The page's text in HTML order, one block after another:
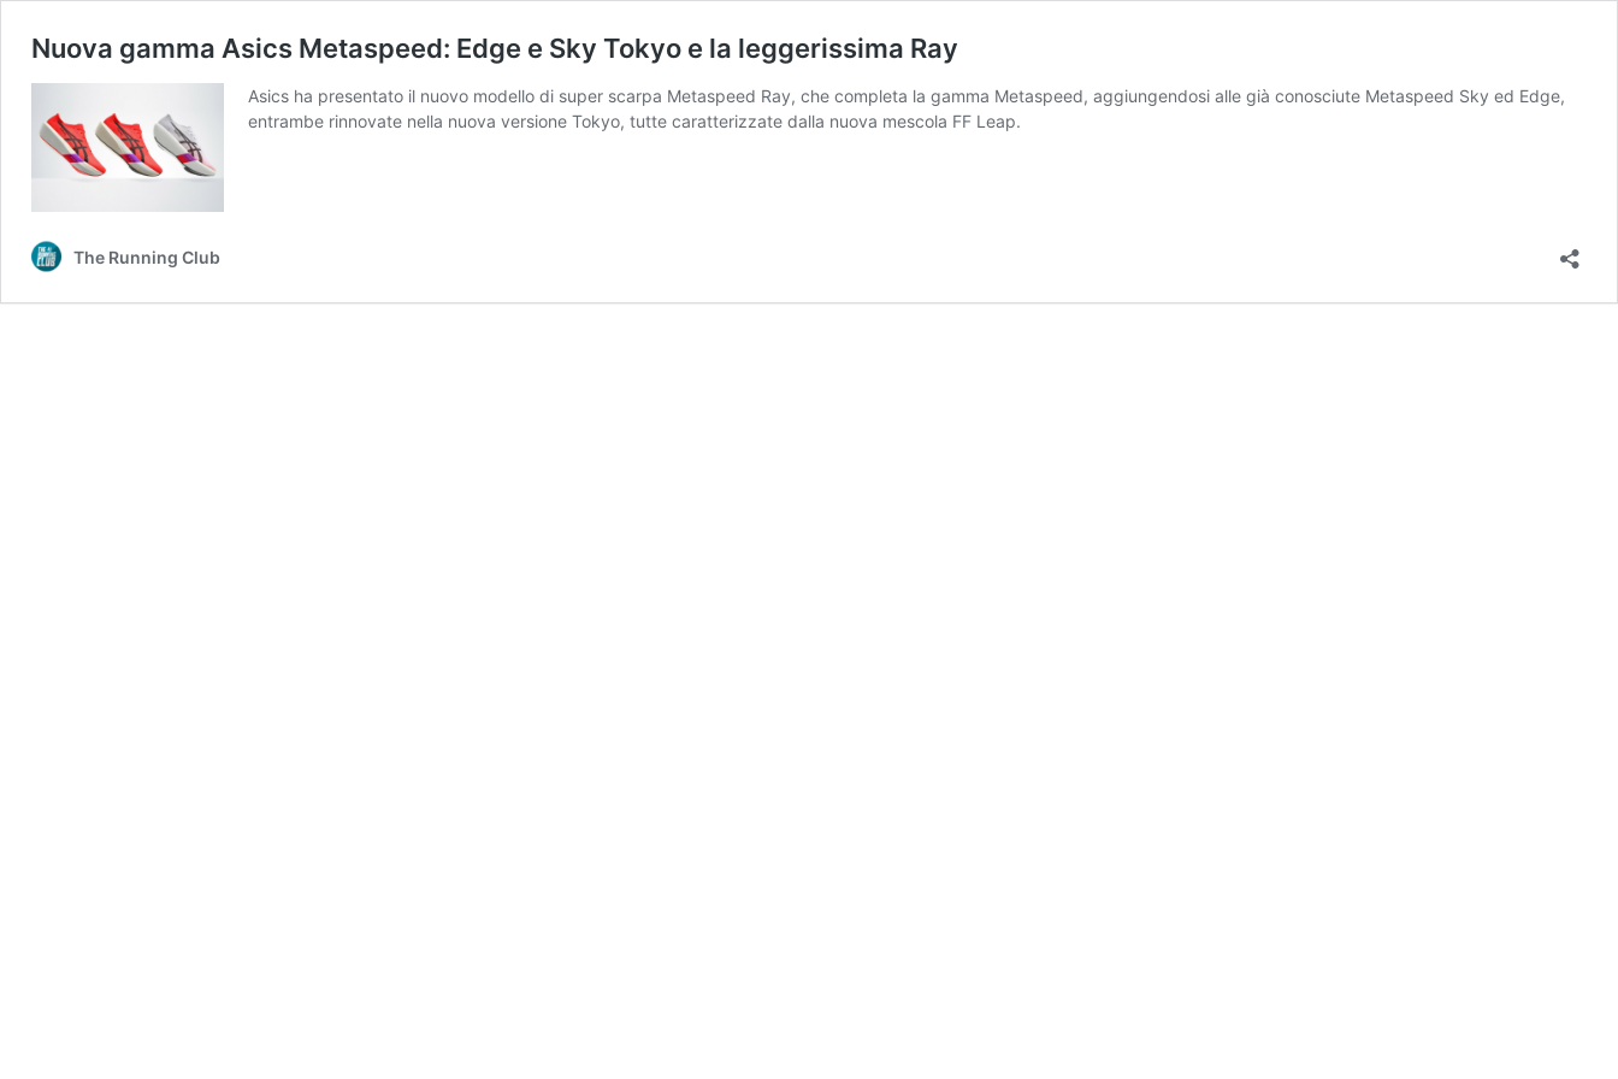
Nuova gamma Asics Metaspeed: Edge e Sky Tokyo e la leggerissima Ray
Asics ha presentato il nuovo modello di super scarpa Metaspeed Ray, che completa la gamma Metaspeed, aggiungendosi alle già conosciute Metaspeed Sky ed Edge,
entrambe rinnovate nella nuova versione Tokyo, tutte caratterizzate dalla nuova mescola FF Leap.
The Running Club